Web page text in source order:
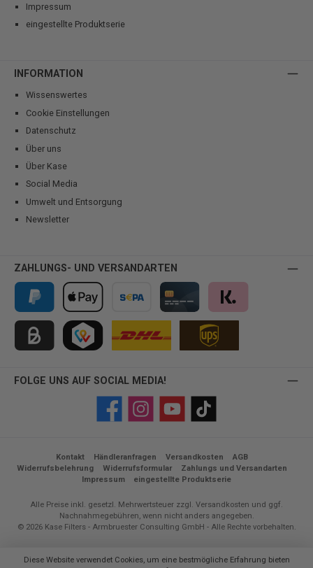
Impressum
eingestellte Produktserie
INFORMATION
Wissenswertes
Cookie Einstellungen
Datenschutz
Über uns
Über Kase
Social Media
Umwelt und Entsorgung
Newsletter
ZAHLUNGS- UND VERSANDARTEN
PayPal Apple Pay Vorkasse Kreditkarte Klarna
FOLGE UNS AUF SOCIAL MEDIA!
FacebookInstagramYouTube TikTok
Kontakt Händleranfragen Versandkosten
AGB
Widerrufsbelehrung
Widerrufsformular
Zahlungs und Versandarten
Impressum
eingestellte Produktserie
Alle Preise inkl. gesetzl. Mehrwertsteuer zzgl. Versandkosten und ggf.
Nachnahmegebühren, wenn nicht anders angegeben.
© 2026 Kase Filters - Armbruester Consulting GmbH - Alle Rechte vorbehalten.
Diese Website verwendet Cookies, um eine bestmögliche Erfahrung bieten